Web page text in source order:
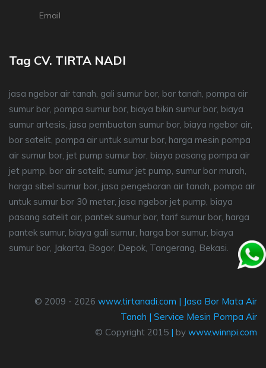
Email
Tag CV. TIRTA NADI
jasa ngebor air tanah, gali sumur bor, bor tanah, pompa air
sumur bor, pompa sumur bor, biaya bikin sumur bor, biaya
sumur artesis, jasa pembuatan sumur bor, biaya ngebor air,
bor satelit, pompa air untuk sumur bor, harga mesin pompa
air sumur bor, jet pump sumur bor, biaya pasang pompa air
jet pump, bor air satelit, sumur jet pump, sumur bor murah,
harga sibel sumur bor, jasa pengeboran air tanah, pompa air
untuk sumur bor 30 meter, jasa ngebor jet pump, biaya
pasang satelit air, pantek sumur bor, tarif sumur bor, harga
pantek sumur, biaya gali sumur, harga bor sumur, biaya
sumur bor, Jakarta, Bogor, Depok, Tangerang, Bekasi.
© 2009 - 2026 www.tirtanadi.com | Jasa Bor Mata Air
Tanah | Service Mesin Pompa Air
© Copyright 2015 | by www.winnpi.com